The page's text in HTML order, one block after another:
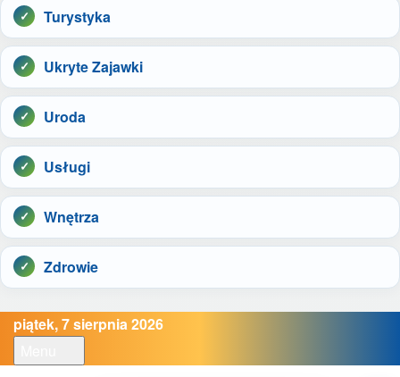
Turystyka
Ukryte Zajawki
Uroda
Usługi
Wnętrza
Zdrowie
piątek, 7 sierpnia 2026